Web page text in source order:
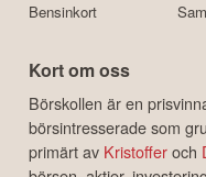
Bensinkort
Kort om oss
Börskollen är en
börsintresserade som
primärt av Kristofferoch